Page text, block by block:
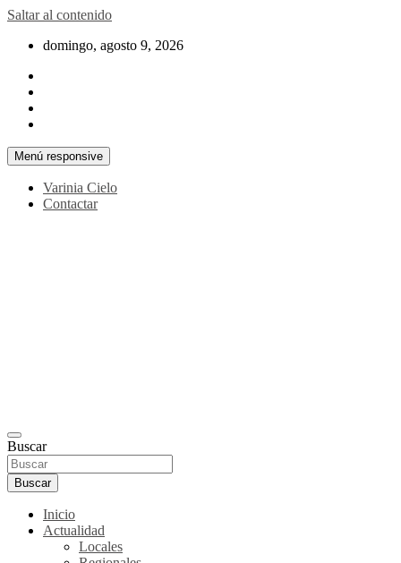
Saltar al contenido
domingo, agosto 9, 2026
Menú responsive
Varinia Cielo
Contactar
Buscar
Buscar
Inicio
Actualidad
Locales